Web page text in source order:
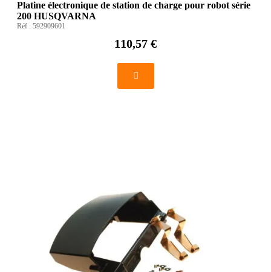
Platine électronique de station de charge pour robot série
200 HUSQVARNA
Réf : 592909601
110,57 €